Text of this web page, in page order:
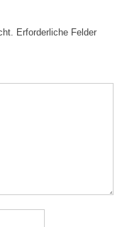
Erforderliche Felder